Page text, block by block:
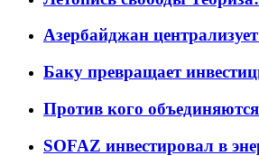
Азербайджан
Баку превращает
Против кого
SOFAZ инвестировал в